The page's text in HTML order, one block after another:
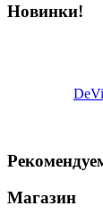
Новинки!
Магазин